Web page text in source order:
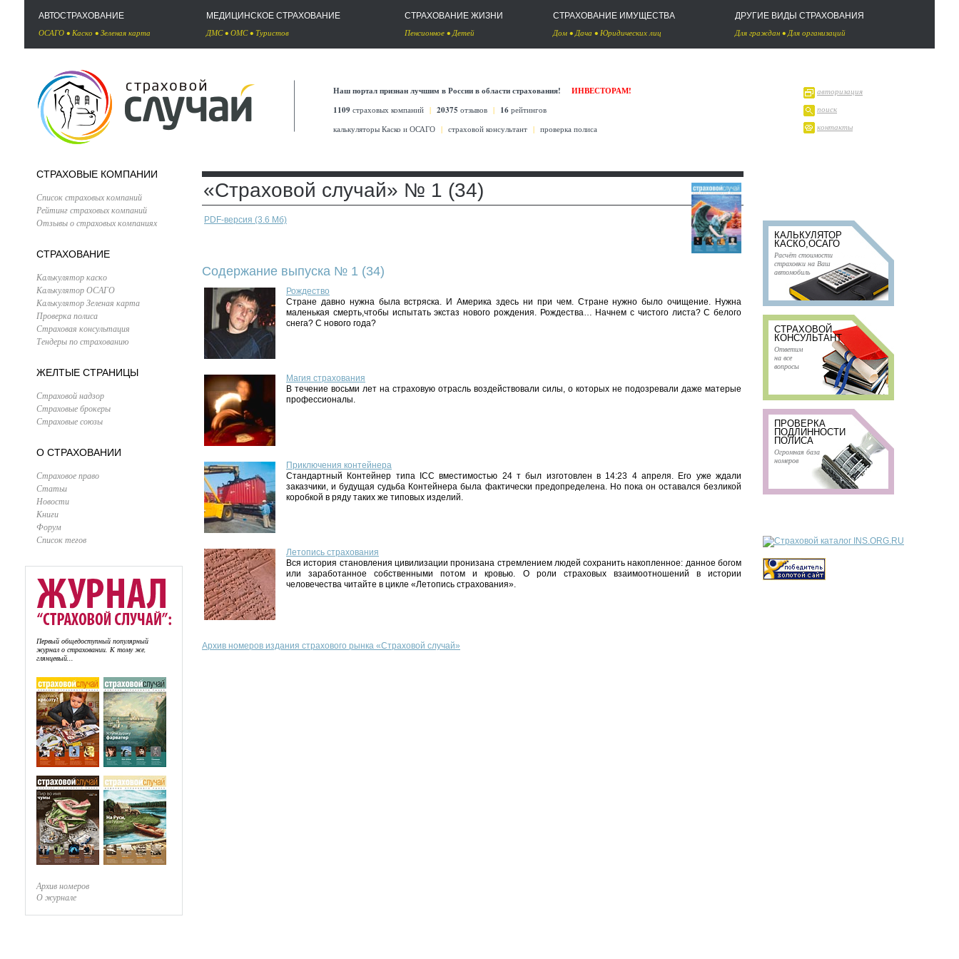
АВТОСТРАХОВАНИЕ
ОСАГО • Каско • Зеленая карта
МЕДИЦИНСКОЕ СТРАХОВАНИЕ
ДМС• ОМС• Туристов
СТРАХОВАНИЕ ЖИЗНИ
Пенсионное •Детей
СТРАХОВАНИЕ ИМУЩЕСТВА
Дом •Дача • Юридических лиц
ДРУГИЕ ВИДЫ СТРАХОВАНИЯ
Для граждан •Для организаций
Наш портал признан лучшим в России в области страхования!
ИНВЕСТОРАМ!
1109 страховых компаний | 20375 отзывов | 16 рейтингов
калькуляторы Каско и ОСАГО | страховой консультант | проверка полиса
авторизация
поиск
контакты
СТРАХОВЫЕ КОМПАНИИ
Список страховых компаний
Рейтинг страховых компаний
Отзывы о страховых компаниях
СТРАХОВАНИЕ
Калькулятор каско
Калькулятор ОСАГО
Калькулятор Зеленая карта
Проверка полиса
Страховая консультация
Тендеры по страхованию
ЖЕЛТЫЕ СТРАНИЦЫ
Страховой надзор
Страховые брокеры
Страховые союзы
О СТРАХОВАНИИ
Страховое право
Статьи
Новости
Книги
Форум
Список тегов
Первый общедоступный популярный
журнал о страховании. К тому же,
глянцевый...
Архив номеров
О журнале
«Страховой случай» № 1 (34)
PDF-версия (3.6 Мб)
Содержание выпуска № 1 (34)
Рождество
Стране давно нужна была встряска. И Америка здесь ни при чем. Стране нужно было очищение. Нужна
маленькая смерть,чтобы испытать экстаз нового рождения. Рождества… Начнем с чистого листа? С белого
снега? С нового года?
Магия страхования
В течение восьми лет на страховую отрасль воздействовали силы, о которых не подозревали даже матерые
профессионалы.
Приключения контейнера
Стандартный Контейнер типа ICC вместимостью 24 т был изготовлен в 14:23 4 апреля. Его уже ждали
заказчики, и будущая судьба Контейнера была фактически предопределена. Но пока он оставался безликой
коробкой в ряду таких же типовых изделий.
Летопись страхования
Вся история становления цивилизации пронизана стремлением людей сохранить накопленное: данное богом
или заработанное собственными потом и кровью. О роли страховых взаимоотношений в истории
человечества читайте в цикле «Летопись страхования».
Архив номеров издания страхового рынка «Страховой случай»
КАЛЬКУЛЯТОР
КАСКО,ОСАГО
Расчёт стоимости
страховки на Ваш
автомобиль
СТРАХОВОЙ
КОНСУЛЬТАНТ
Ответим
на все
вопросы
ПРОВЕРКА
ПОДЛИННОСТИ
ПОЛИСА
Огромная база
номеров